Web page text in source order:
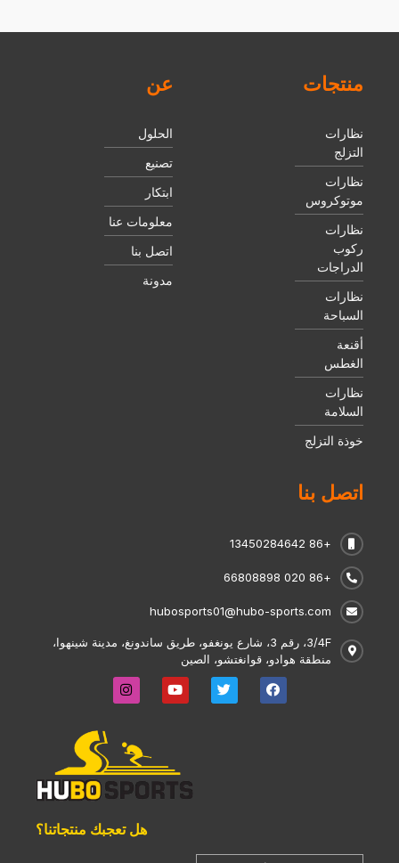
منتجات
نظارات
التزلج
نظارات
موتوكروس
نظارات
ركوب
الدراجات
نظارات
السباحة
أقنعة
الغطس
نظارات
السلامة
خوذة التزلج
عن
الحلول
تصنيع
ابتكار
معلومات عنا
اتصل بنا
مدونة
اتصل بنا
+86 13450284642
+86 020 66808898
hubosports01@hubo-sports.com
3/4F، رقم 3، شارع يونغفو، طريق ساندونغ، مدينة شينهوا،
منطقة هوادو، قوانغتشو، الصين
هل تعجبك منتجاتنا؟